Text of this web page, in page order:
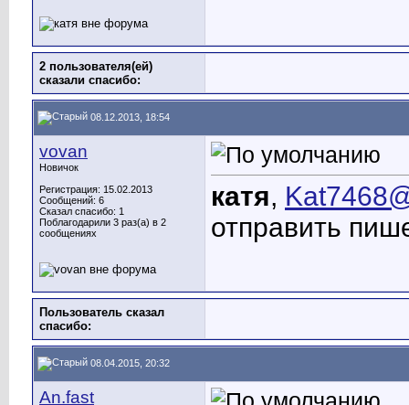
2 пользователя(ей)
сказали cпасибо:
08.12.2013, 18:54
vovan
Новичок
Регистрация: 15.02.2013
Сообщений: 6
Сказал спасибо: 1
Поблагодарили 3 раз(а) в 2
сообщениях
катя,
отправить
Пользователь сказал
cпасибо:
08.04.2015, 20:32
An.fast